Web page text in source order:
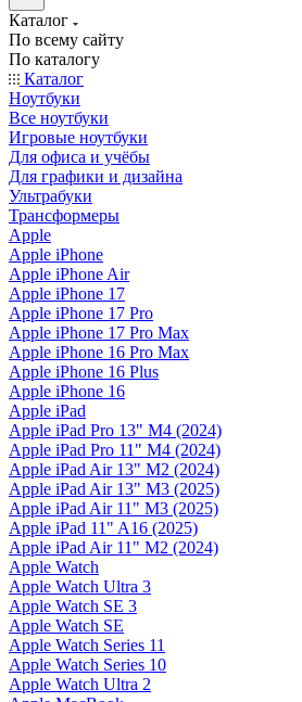
Каталог
По всему сайту
По каталогу
Каталог
Ноутбуки
Все ноутбуки
Игровые ноутбуки
Для офиса и учёбы
Для графики и дизайна
Ультрабуки
Трансформеры
Apple
Apple iPhone
Apple iPhone Air
Apple iPhone 17
Apple iPhone 17 Pro
Apple iPhone 17 Pro Max
Apple iPhone 16 Pro Max
Apple iPhone 16 Plus
Apple iPhone 16
Apple iPad
Apple iPad Pro 13" M4 (2024)
Apple iPad Pro 11" M4 (2024)
Apple iPad Air 13" M2 (2024)
Apple iPad Air 13" M3 (2025)
Apple iPad Air 11" M3 (2025)
Apple iPad 11" A16 (2025)
Apple iPad Air 11" M2 (2024)
Apple Watch
Apple Watch Ultra 3
Apple Watch SE 3
Apple Watch SE
Apple Watch Series 11
Apple Watch Series 10
Apple Watch Ultra 2